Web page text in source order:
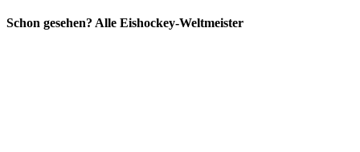
Schon gesehen? Alle Eishockey-Weltmeister